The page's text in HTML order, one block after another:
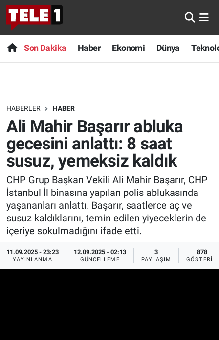
Son Dakika Haber Ekonomi Dünya
HABERLER HABER
Ali Mahir Başarır abluka
gecesini anlattı: 8 saat
susuz, yemeksiz kaldık
CHP Grup Başkan Vekili Ali Mahir Başarır, CHP
İstanbul İl binasına yapılan polis ablukasında
yaşananları anlattı. Başarır, saatlerce aç ve
susuz kaldıklarını, temin edilen yiyeceklerin de
içeriye sokulmadığını ifade etti.
11.09.2025 - 23:23
YAYINLANMA
12.09.2025 - 02:13
GÜNCELLEME
3
PAYLAŞIM
878
GÖSTERIM
Anında Manşet
Başka Sohbetler
Bilim turu
Bilim ve Teknoloji Evreni
Doğa Konuşuyor
Dünya
Ege Saati
Ege'den Esintiler
Eğitim
Son Dakika
Haber
Dünya
Teknoloji
Sağlık
Spor
Yayın Akışı
İletişim
Nöbetçi Eczaneler
Hava Durumu
Trafik Durumu
Süper Lig Puan Durumu ve Fikstür
Tüm Manşetler
Son Dakika Haberleri
Haber Arşivi